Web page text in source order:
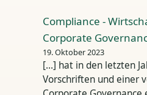
Compliance -
Corporate
19. Oktober 2023
[…] hat in den letzten
Vorschriften und einer